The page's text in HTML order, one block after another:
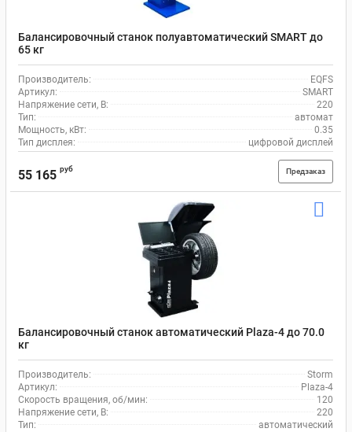
Балансировочный станок полуавтоматический SMART до
65 кг
Производитель:
EQFS
Артикул:
SMART
Напряжение сети, В:
220
Тип:
автомат
Мощность, кВт:
0.35
Тип дисплея:
цифровой дисплей
55 165 руб Предзаказ
Балансировочный станок автоматический Plaza-4 до 70.0
кг
Производитель:
Storm
Артикул:
Plaza-4
Скорость вращения, об/мин:
120
Напряжение сети, В:
220
Тип:
автоматический